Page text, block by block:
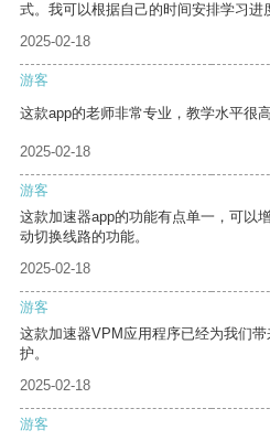
式。我可以根据自己的时间安排学习进
2025-02-18
游客
这款app的老师非常专业，教学水平很
2025-02-18
游客
这款加速器app的功能有点单一，可以
动切换线路的功能。
2025-02-18
游客
这款加速器VPM应用程序已经为我们
护。
2025-02-18
游客